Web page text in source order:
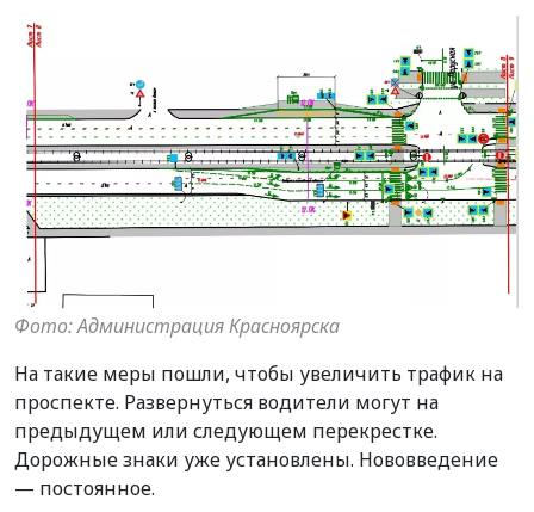
Фото: Администрация Красноярска
На такие меры пошли, чтобы увеличить трафик на
проспекте. Развернуться водители могут на
предыдущем или следующем перекрестке.
Дорожные знаки уже установлены. Нововведение
— постоянное.